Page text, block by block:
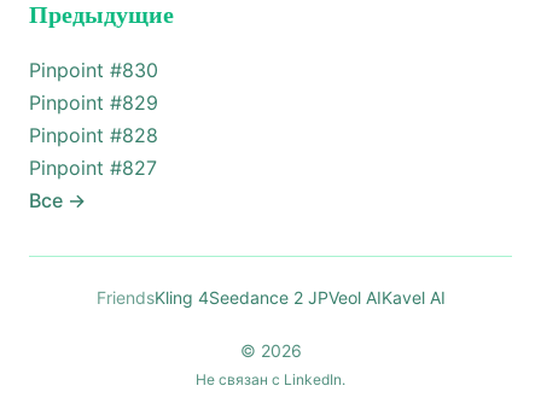
Предыдущие
Pinpoint #830
Pinpoint #829
Pinpoint #828
Pinpoint #827
Все →
FriendsKling 4Seedance 2 JPVeol AIKavel AI
© 2026
Не связан с LinkedIn.